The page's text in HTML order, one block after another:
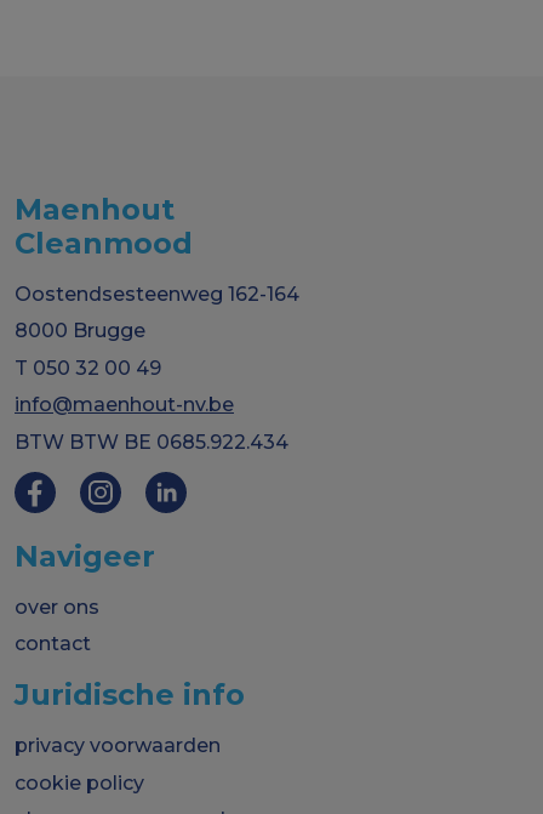
Maenhout
Cleanmood
Oostendsesteenweg 162-164
8000 Brugge
T 050 32 00 49
info@maenhout-nv.be
BTW BTW BE 0685.922.434
Navigeer
over ons
contact
Juridische info
privacy voorwaarden
cookie policy